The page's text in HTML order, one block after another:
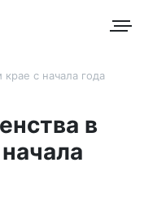
с начала года
в